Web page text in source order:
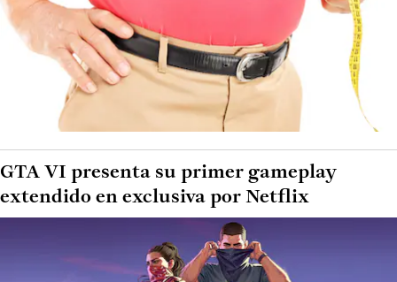
GTA VI presenta su primer gameplay
extendido en exclusiva por Netflix